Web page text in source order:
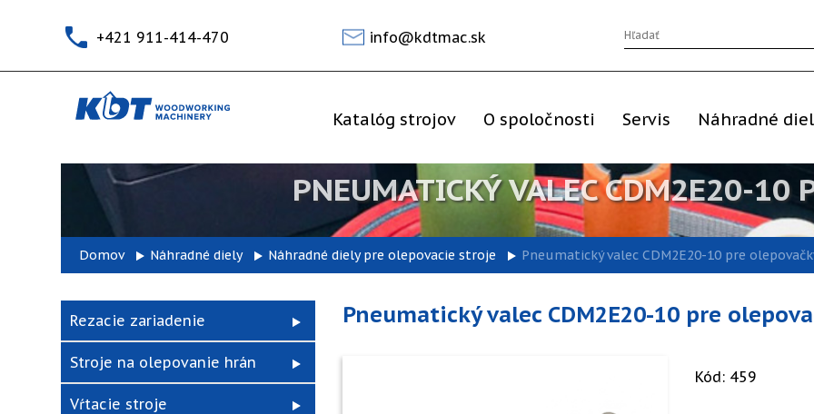
+421 911-414-470 info@kdtmac.sk
Katalóg strojov O spoločnosti Servis Náhradné
PNEUMATICKÝ VALEC CDM2E20-10
Domov Náhradné diely Náhradné diely pre olepovacie stroje Pneumatický valec CDM2E20-10 pre
Rezacie zariadenie
Stroje na olepovanie hrán
Vŕtacie stroje
Pneumatický valec CDM2E20-10 pre
Kód: 459